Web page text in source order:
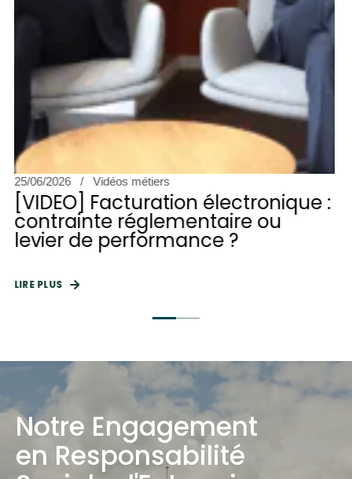
25/06/2026 Vidéos métiers
[VIDEO] Facturation électronique :
contrainte réglementaire ou
levier de performance ?
LIRE PLUS
Notre Engagement
en Responsabilité